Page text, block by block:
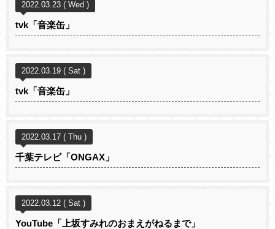
2022.03.23 ( Wed )
tvk「音楽缶」
2022.03.19 ( Sat )
tvk「音楽缶」
2022.03.17 ( Thu )
千葉テレビ「ONGAX」
2022.03.12 ( Sat )
YouTube「上坂すみれのおまえがねるまで」